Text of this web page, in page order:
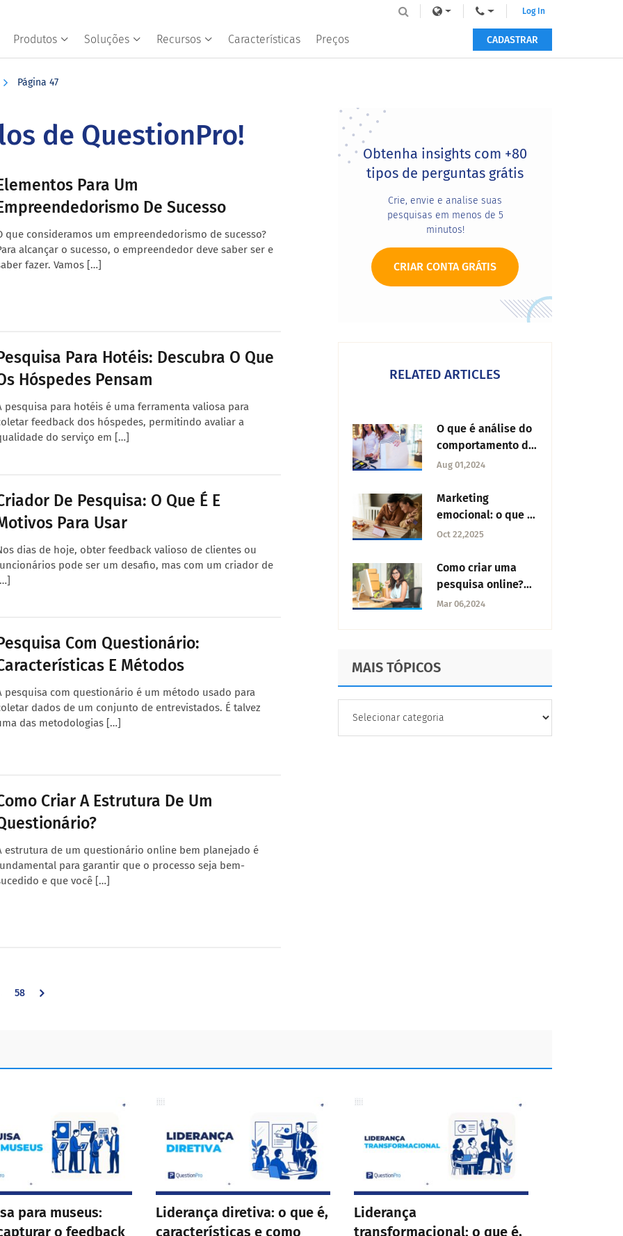
Produtos Soluções Recursos Características Preços
Log In
CADASTRAR
Página 47
de QuestionPro!
Para Um
De Sucesso
que consideramos um empreendedorismo de sucesso?
alcançar o sucesso, o empreendedor deve saber ser e
fazer. Vamos […]
Para Hotéis: Descubra O Que
Hóspedes Pensam
pesquisa para hotéis é uma ferramenta valiosa para
feedback dos hóspedes, permitindo avaliar a
do serviço em […]
De Pesquisa: O Que É E
Para Usar
dias de hoje, obter feedback valioso de clientes ou
pode ser um desafio, mas com um criador de
Com Questionário:
E Métodos
pesquisa com questionário é um método usado para
dados de um conjunto de entrevistados. É talvez
das metodologias […]
Criar A Estrutura De Um
estrutura de um questionário online bem planejado é
para garantir que o processo seja bem-
e que você […]
Go
58
Primary
Sidebar
Obtenha insights com +80
tipos de perguntas grátis
Crie, envie e analise suas
pesquisas em menos de 5
minutos!
CRIAR CONTA GRÁTIS
RELATED ARTICLES
O que é análise do
comportamento do
consumidor?
Aug 01,2024
Marketing
emocional: o que é
e como
Oct 22,2025
Como criar uma
pesquisa online?
Confira 10 passos
Mar 06,2024
MAIS TÓPICOS
TÓPICOS
para museus:
o feedback
Liderança diretiva: o que é,
características e como
Liderança
transformacional: o que é,